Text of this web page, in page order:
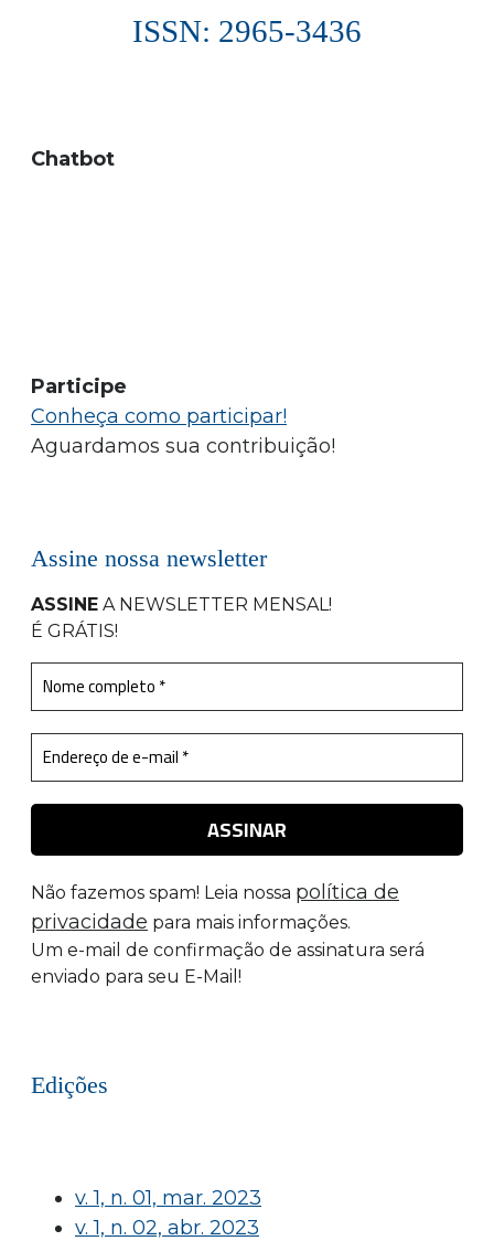
ISSN: 2965-3436
Chatbot
Participe
Conheça como participar!
Aguardamos sua contribuição!
Assine nossa newsletter
ASSINE A NEWSLETTER MENSAL!
É GRÁTIS!
Não fazemos spam! Leia nossa política de
privacidade para mais informações.
Um e-mail de confirmação de assinatura será
enviado para seu E-Mail!
Edições
v. 1, n. 01, mar. 2023
v. 1, n. 02, abr. 2023